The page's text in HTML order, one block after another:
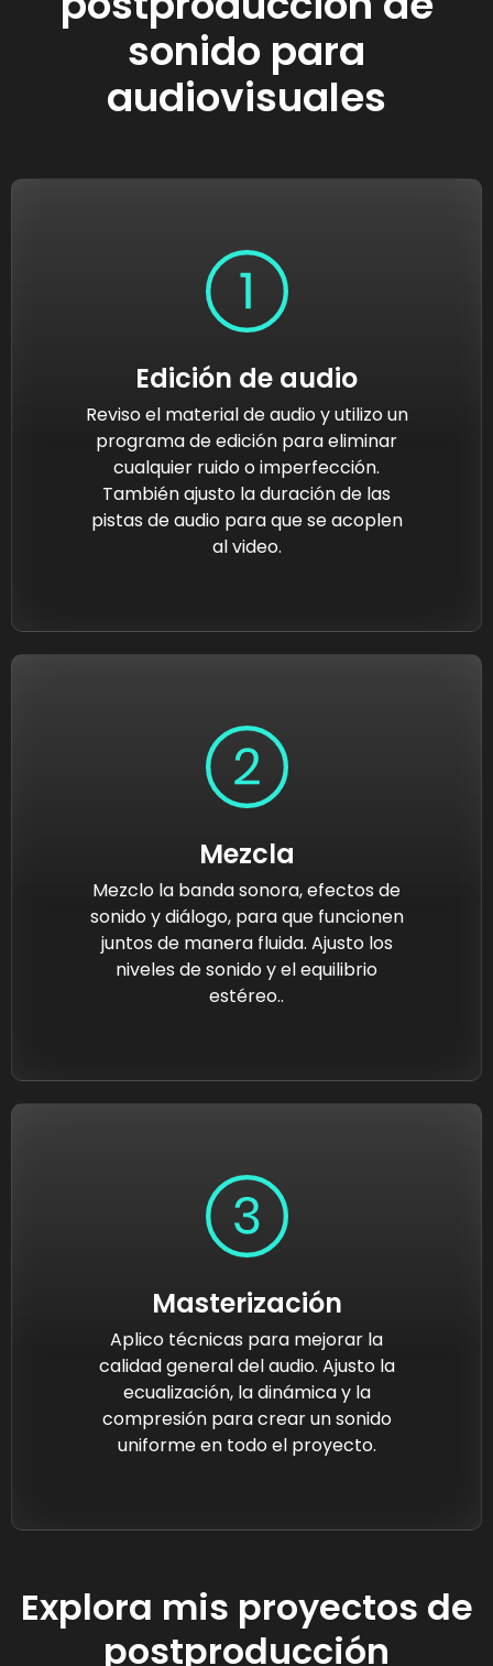
sonido para
audiovisuales
Edición de audio
Reviso el material de audio y utilizo un
programa de edición para eliminar
cualquier ruido o imperfección.
También ajusto la duración de las
pistas de audio para que se acoplen
al video.
Mezcla
Mezclo la banda sonora, efectos de
sonido y diálogo, para que funcionen
juntos de manera fluida. Ajusto los
niveles de sonido y el equilibrio
estéreo..
Masterización
Aplico técnicas para mejorar la
calidad general del audio. Ajusto la
ecualización, la dinámica y la
compresión para crear un sonido
uniforme en todo el proyecto.
Explora mis proyectos de
postproducción